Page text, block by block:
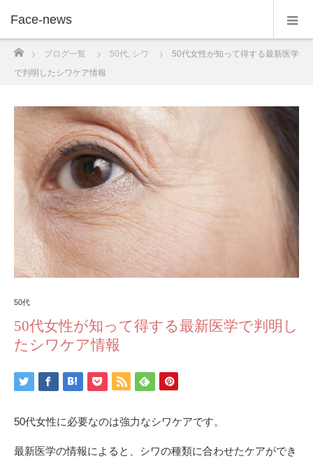
Face-news
ブログ一覧 50代, シワ
50代女性が知って得する最新医学
で判明したシワケア情報
50代
50代女性が知って得する最新医学で判明し
たシワケア情報
50代女性に必要なのは強力なシワケアです。
最新医学の情報によると、シワの種類に合わせたケアができ